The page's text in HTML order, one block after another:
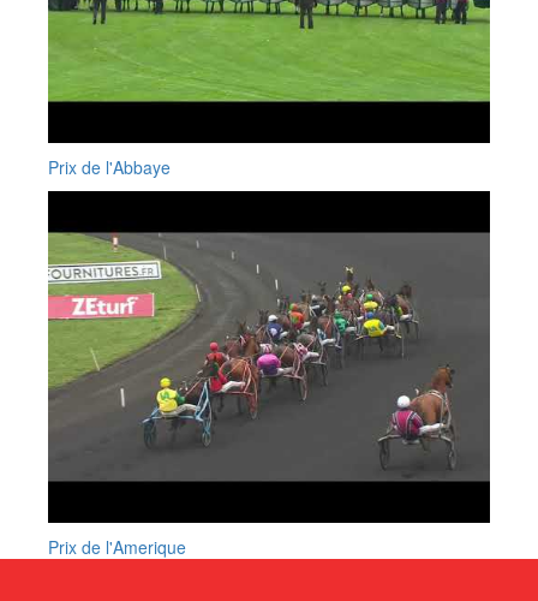
Prix de l'Abbaye
Prix de l'Amerique